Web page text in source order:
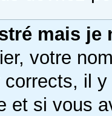
mais je
votre
il
et si vous